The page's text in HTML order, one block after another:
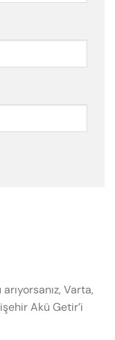
Varta,
Akü Getir’i